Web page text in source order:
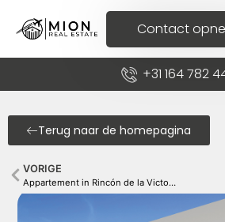
Contact
+31 164 782
Terug naar de homepagina
VORIGE
Appartement in Rincón de la Victoria